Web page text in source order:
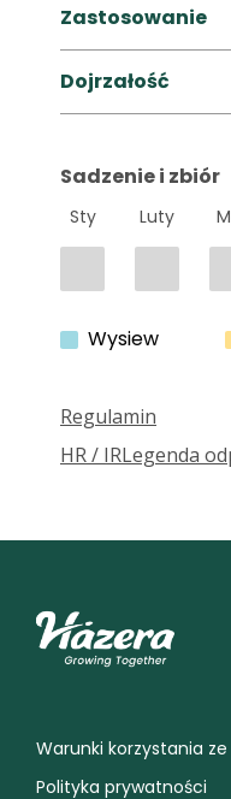
Zastosowanie
Dojrzałość
Sadzenie i zbiór
Sty Luty
Wysiew
Regulamin
HR / IRLegenda
Warunki korzystania
Polityka prywatności